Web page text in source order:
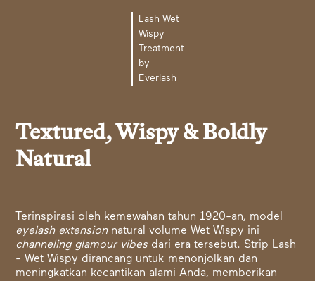
Lash Wet
Wispy
Treatment
by
Everlash
Textured, Wispy & Boldly
Natural
Terinspirasi oleh kemewahan tahun 1920-an, model
eyelash extensionnatural volume Wet Wispy ini
channeling glamour vibes dari era tersebut. Strip Lash
- Wet Wispy dirancang untuk menonjolkan dan
meningkatkan kecantikan alami Anda, memberikan